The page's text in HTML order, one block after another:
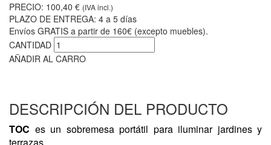
PRECIO: 100,40 € (IVA incl.)
PLAZO DE ENTREGA: 4 a 5 días
Envíos GRATIS a partir de 160€ (excepto muebles).
CANTIDAD
AÑADIR AL CARRO
DESCRIPCIÓN DEL PRODUCTO
TOC es un sobremesa portátil para iluminar jardines y